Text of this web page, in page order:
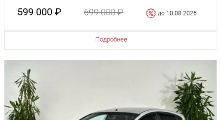
599 000 ₽ 699 000 ₽ до 10.08.2026
Подробнее